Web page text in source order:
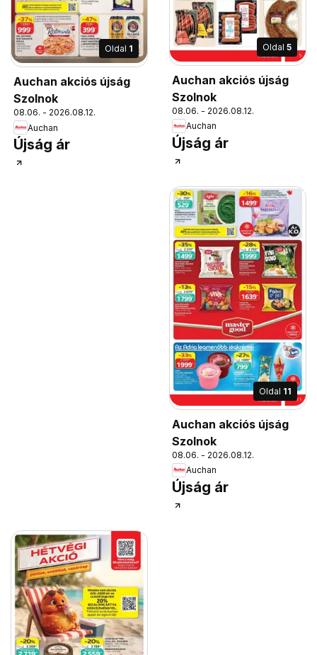
Oldal 1
Auchan akciós újság
Szolnok
08.06. - 2026.08.12.
Auchan
Újság ár
Oldal 5
Auchan akciós újság
Szolnok
08.06. - 2026.08.12.
Auchan
Újság ár
Oldal 11
Auchan akciós újság
Szolnok
08.06. - 2026.08.12.
Auchan
Újság ár